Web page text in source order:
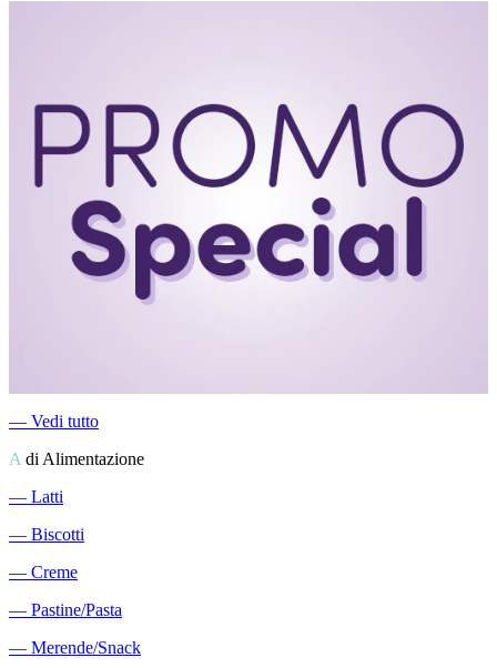
― Vedi tutto
A di Alimentazione
― Latti
― Biscotti
― Creme
― Pastine/Pasta
― Merende/Snack